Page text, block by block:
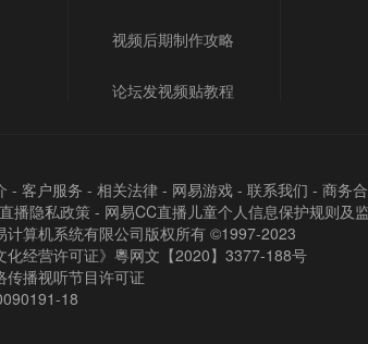
视频后期制作攻略
论坛发视频贴教程
- 客户服务 - 相关法律 - 网易游戏 - 联系我们 - 商务
播隐私政策 - 网易CC直播儿童个人信息保护规则及
计算机系统有限公司版权所有 ©1997-2023
化经营许可证》粵网文【2020】3377-188号
传播视听节目许可证
18